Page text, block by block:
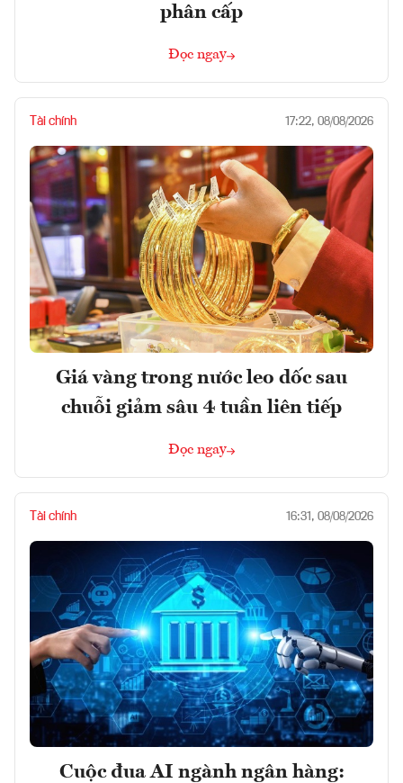
phân cấp
Đọc ngay
Tài chính 17:22, 08/08/2026
Giá vàng trong nước leo dốc sau
chuỗi giảm sâu 4 tuần liên tiếp
Đọc ngay
Tài chính 16:31, 08/08/2026
Cuộc đua AI ngành ngân hàng: